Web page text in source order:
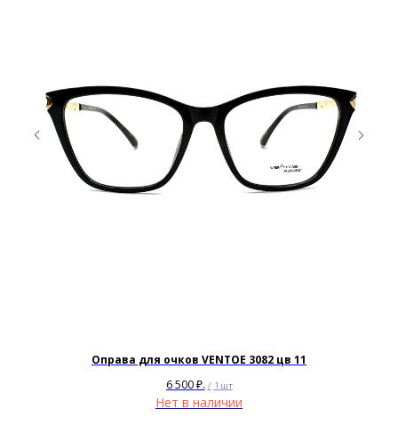
Оправа для очков VENTOE 3082 цв 11
6 500 ₽. / 1 шт
Нет в наличии
звонок